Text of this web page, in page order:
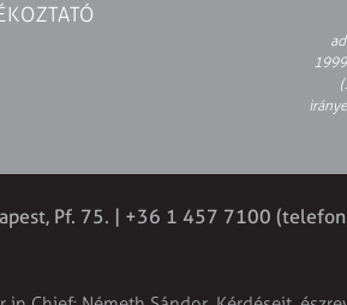
Pf. 75. | +36 1 457 7100